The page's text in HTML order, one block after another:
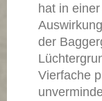
hat in
der
Vierfache